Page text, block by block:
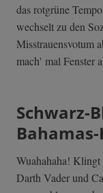
das rotgrüne
wechselt zu den
Misstrauensvotum
mach' mal Fenster
Schwarz-
Wuahahaha!
Darth Vader und